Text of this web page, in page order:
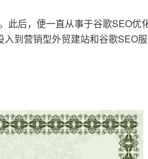
此后，便一直从事于谷歌SEO优
到营销型外贸建站和谷歌SEO